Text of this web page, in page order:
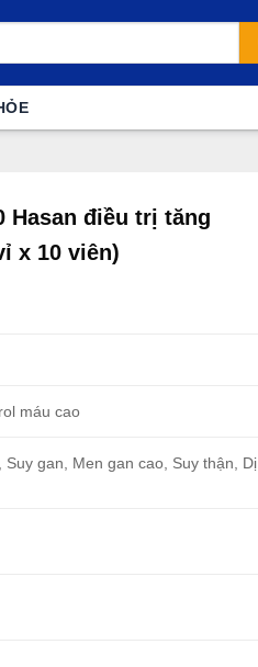
Hasan điều trị tăng
x 10 viên)
máu cao
Suy gan, Men gan cao, Suy thận, Dị